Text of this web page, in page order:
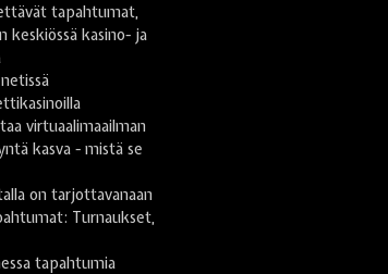
tapahtumat,
keskiössä kasino- ja
virtuaalimaailman
kasva - mistä se
on tarjottavanaan
Turnaukset,
tapahtumia